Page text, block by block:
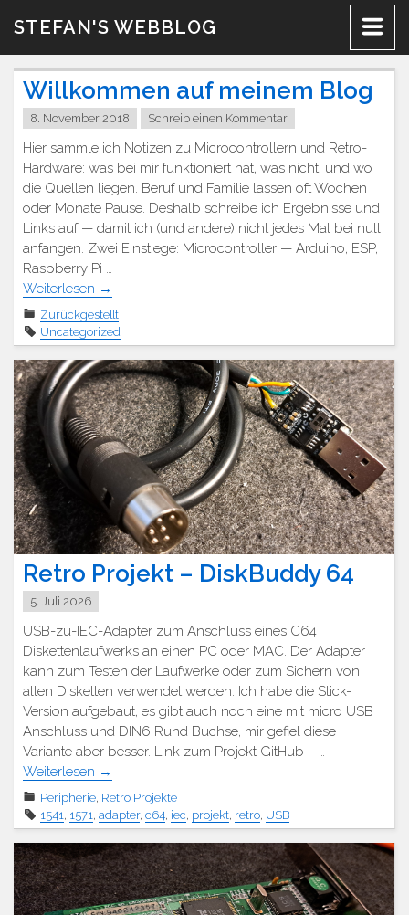
InhaltSTEFAN'S WEBBLOG
Willkommen auf meinem Blog
8. November 2018 Schreib einen Kommentar
Hier sammle ich Notizen zu Microcontrollern und Retro-
Hardware: was bei mir funktioniert hat, was nicht, und wo
die Quellen liegen. Beruf und Familie lassen oft Wochen
oder Monate Pause. Deshalb schreibe ich Ergebnisse und
Links auf — damit ich (und andere) nicht jedes Mal bei null
anfangen. Zwei Einstiege: Microcontroller — Arduino, ESP,
Raspberry Pi …
Weiterlesen →
Zurückgestellt
Uncategorized
Retro Projekt – DiskBuddy 64
5. Juli 2026
USB-zu-IEC-Adapter zum Anschluss eines C64
Diskettenlaufwerks an einen PC oder MAC. Der Adapter
kann zum Testen der Laufwerke oder zum Sichern von
alten Disketten verwendet werden. Ich habe die Stick-
Version aufgebaut, es gibt auch noch eine mit micro USB
Anschluss und DIN6 Rund Buchse, mir gefiel diese
Variante aber besser. Link zum Projekt GitHub – …
Weiterlesen →
Peripherie, Retro Projekte
1541, 1571, adapter, c64, iec, projekt, retro, USB